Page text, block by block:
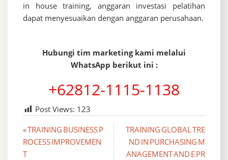
in house training, anggaran investasi pelatihan
dapat menyesuaikan dengan anggaran perusahaan.
Hubungi tim marketing kami melalui
WhatsApp berikut ini :
+62812-1115-1138
Post Views: 123
Post
navigation
« TRAINING BUSINESS P
ROCESS IMPROVEMEN
T
TRAINING GLOBAL TRE
ND IN PURCHASING M
ANAGEMENT AND E PR